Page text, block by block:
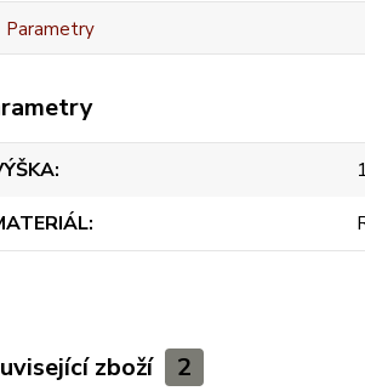
Parametry
zboží 2